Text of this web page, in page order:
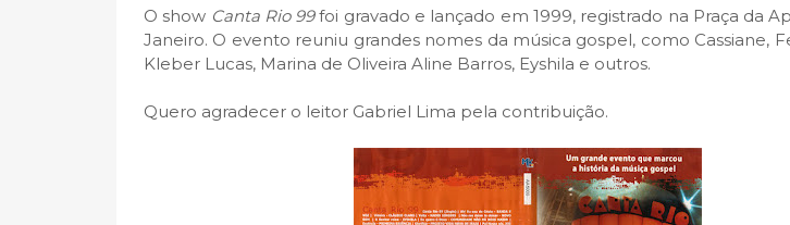
O show Canta Rio 99foi gravado e lançado em 1999, registrado na Praça da
Janeiro. O evento reuniu grandes nomes da música gospel, como Cassiane,
Kleber Lucas, Marina de Oliveira Aline Barros, Eyshila e outros.
Quero agradecer o leitor Gabriel Lima pela contribuição.